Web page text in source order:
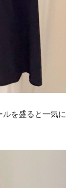
を盛ると一気に